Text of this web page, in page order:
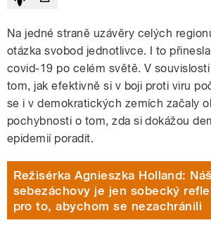
Na jedné straně uzávěry celých
otázka svobod jednotlivce. I to
covid-19 po celém světě. V
tom, jak efektivně si v boji proti viru
se i v demokratických zemích začaly
pochybnosti o tom, zda si dokážou
epidemií poradit.
Režisérka Agnieszka Holland:
sebezáchovy je jen sobecký
pro to, abychom se nezachránili